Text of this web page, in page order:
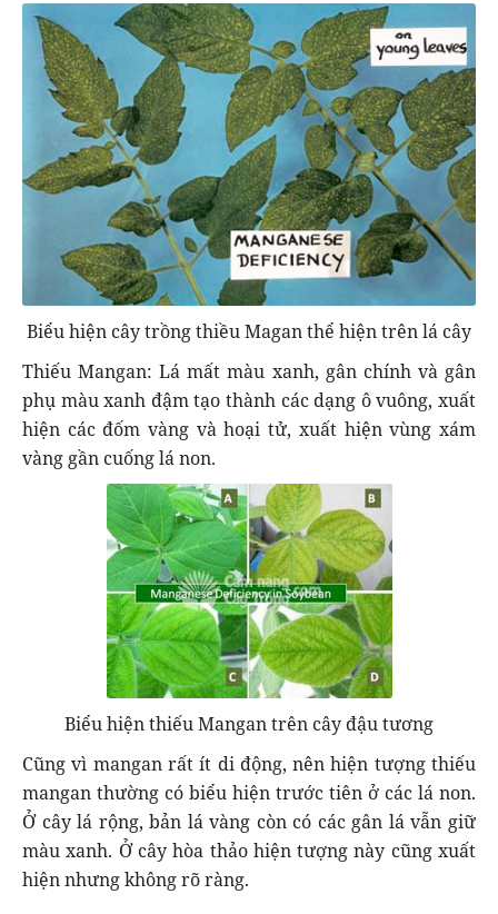
Biểu hiện cây trồng thiều Magan thể hiện trên lá cây
Thiếu Mangan: Lá mất màu xanh, gân chính và gân
phụ màu xanh đậm tạo thành các dạng ô vuông, xuất
hiện các đốm vàng và hoại tử, xuất hiện vùng xám
vàng gần cuống lá non.
Biểu hiện thiếu Mangan trên cây đậu tương
Cũng vì mangan rất ít di động, nên hiện tượng thiếu
mangan thường có biểu hiện trước tiên ở các lá non.
Ở cây lá rộng, bản lá vàng còn có các gân lá vẫn giữ
màu xanh. Ở cây hòa thảo hiện tượng này cũng xuất
hiện nhưng không rõ ràng.